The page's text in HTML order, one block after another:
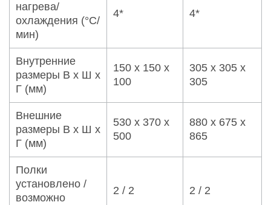
нагрева/
охлаждения (°C/
мин)
4* 4*
Внутренние
размеры В x Ш x
Г (мм)
150 x 150 x
100
305 x 305 x
305
Внешние
размеры В x Ш x
Г (мм)
530 x 370 x
500
880 x 675 x
865
Полки
установлено /
возможно
2 / 2 2 / 2